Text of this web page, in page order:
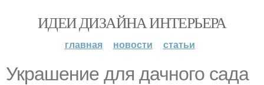
ИДЕИ ДИЗАЙНА ИНТЕРЬЕРА
главная новости статьи
Украшение для дачного сада